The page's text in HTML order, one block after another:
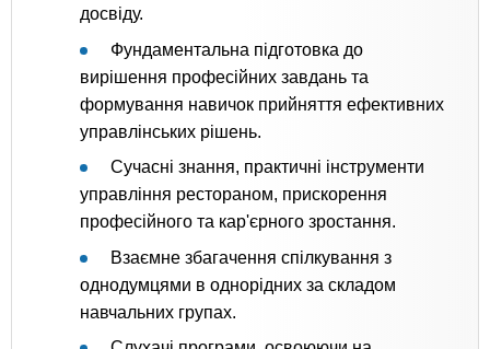
досвіду.
Фундаментальна підготовка до
вирішення професійних завдань та
формування навичок прийняття ефективних
управлінських рішень.
Сучасні знання, практичні інструменти
управління рестораном, прискорення
професійного та кар'єрного зростання.
Взаємне збагачення спілкування з
однодумцями в однорідних за складом
навчальних групах.